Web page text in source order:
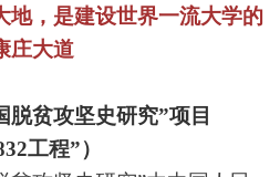
地，是建设世界一流大学的
庄大道
脱贫攻坚史研究”项目
工程”）